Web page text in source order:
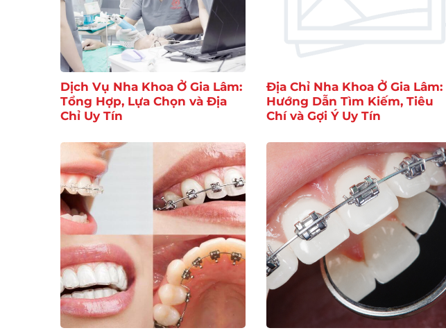
Dịch Vụ Nha Khoa Ở Gia Lâm:
Tổng Hợp, Lựa Chọn và Địa
Chỉ Uy Tín
Địa Chỉ Nha Khoa Ở Gia Lâm:
Hướng Dẫn Tìm Kiếm, Tiêu
Chí và Gợi Ý Uy Tín